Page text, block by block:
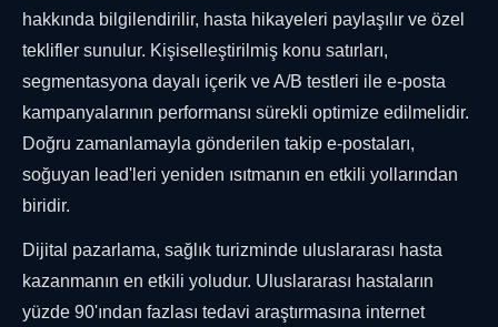
hakkında bilgilendirilir, hasta hikayeleri paylaşılır ve özel
teklifler sunulur. Kişiselleştirilmiş konu satırları,
segmentasyona dayalı içerik ve A/B testleri ile e-posta
kampanyalarının performansı sürekli optimize edilmelidir.
Doğru zamanlamayla gönderilen takip e-postaları,
soğuyan lead'leri yeniden ısıtmanın en etkili yollarından
biridir.
Dijital pazarlama, sağlık turizminde uluslararası hasta
kazanmanın en etkili yoludur. Uluslararası hastaların
yüzde 90'ından fazlası tedavi araştırmasına internet